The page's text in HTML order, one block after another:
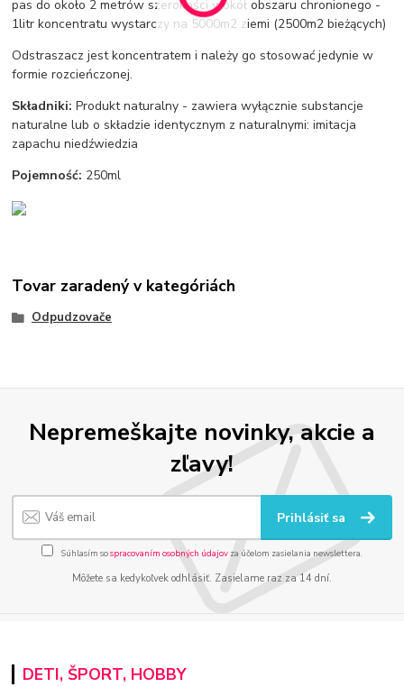
pas do około 2 metrów szerokości wokół obszaru chronionego -
1litr koncentratu wystarczy na 5000m2 ziemi (2500m2 bieżących)
Odstraszacz jest koncentratem i należy go stosować jedynie w
formie rozcieńczonej.
Składniki: Produkt naturalny - zawiera wyłącznie substancje
naturalne lub o składzie identycznym z naturalnymi: imitacja
zapachu niedźwiedzia
Pojemność: 250ml
Tovar zaradený v kategóriách
Odpudzovače
Nepremeškajte novinky, akcie a
zľavy!
Prihlásiť sa
Súhlasím sospracovaním osobných údajov za účelom zasielania newslettera.
Môžete sa kedykoľvek odhlásiť. Zasielame raz za 14 dní.
DETI, ŠPORT, HOBBY